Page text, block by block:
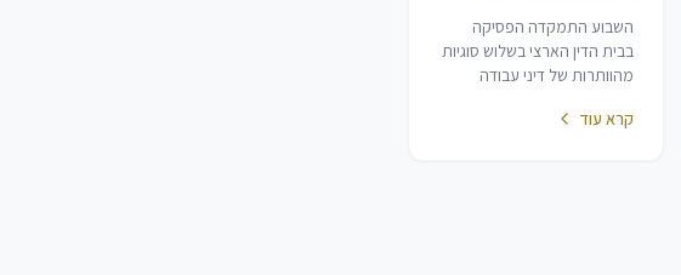
19-23.07.2026
השבוע התמקדה הפסיקה
בבית הדין הארצי בשלוש סוגיות
מהוותרות של דיני עבודה
התערבות שיפוטית בהחלטות
קרא עוד